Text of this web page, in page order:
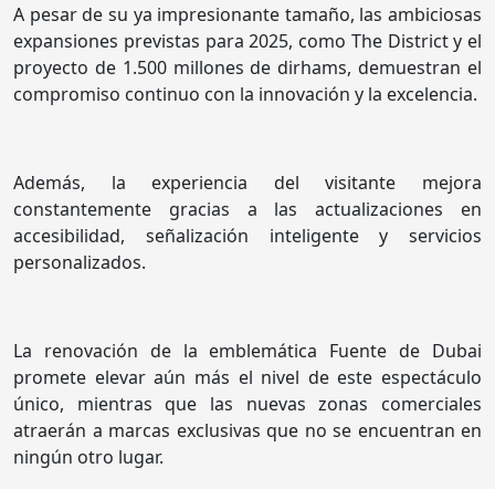
A pesar de su ya impresionante tamaño, las ambiciosas
expansiones previstas para 2025, como The District y el
proyecto de 1.500 millones de dirhams, demuestran el
compromiso continuo con la innovación y la excelencia.
Además, la experiencia del visitante mejora
constantemente gracias a las actualizaciones en
accesibilidad, señalización inteligente y servicios
personalizados.
La renovación de la emblemática Fuente de Dubai
promete elevar aún más el nivel de este espectáculo
único, mientras que las nuevas zonas comerciales
atraerán a marcas exclusivas que no se encuentran en
ningún otro lugar.